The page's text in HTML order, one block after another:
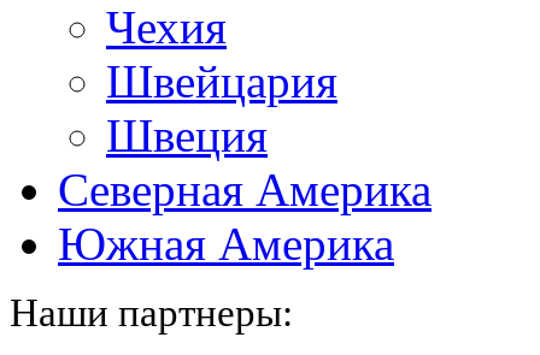
Чехия
Швейцария
Швеция
Северная Америка
Южная Америка
Наши партнеры: